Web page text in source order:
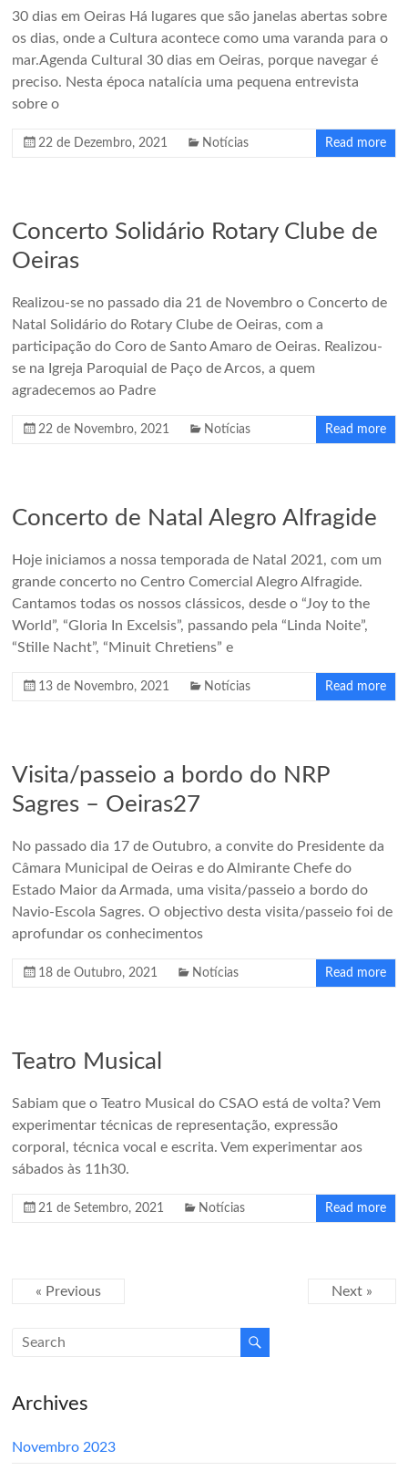
30 dias em Oeiras Há lugares que são janelas abertas sobre
os dias, onde a Cultura acontece como uma varanda para o
mar.Agenda Cultural 30 dias em Oeiras, porque navegar é
preciso. Nesta época natalícia uma pequena entrevista
sobre o
22 de Dezembro, 2021 Notícias Read more
Concerto Solidário Rotary Clube de
Oeiras
Realizou-se no passado dia 21 de Novembro o Concerto de
Natal Solidário do Rotary Clube de Oeiras, com a
participação do Coro de Santo Amaro de Oeiras. Realizou-
se na Igreja Paroquial de Paço de Arcos, a quem
agradecemos ao Padre
22 de Novembro, 2021 Notícias Read more
Concerto de Natal Alegro Alfragide
Hoje iniciamos a nossa temporada de Natal 2021, com um
grande concerto no Centro Comercial Alegro Alfragide.
Cantamos todas os nossos clássicos, desde o “Joy to the
World”, “Gloria In Excelsis”, passando pela “Linda Noite”,
“Stille Nacht”, “Minuit Chretiens” e
13 de Novembro, 2021 Notícias Read more
Visita/passeio a bordo do NRP
Sagres – Oeiras27
No passado dia 17 de Outubro, a convite do Presidente da
Câmara Municipal de Oeiras e do Almirante Chefe do
Estado Maior da Armada, uma visita/passeio a bordo do
Navio-Escola Sagres. O objectivo desta visita/passeio foi de
aprofundar os conhecimentos
18 de Outubro, 2021 Notícias Read more
Teatro Musical
Sabiam que o Teatro Musical do CSAO está de volta? Vem
experimentar técnicas de representação, expressão
corporal, técnica vocal e escrita. Vem experimentar aos
sábados às 11h30.
21 de Setembro, 2021 Notícias Read more
« Previous Next »
Archives
Novembro 2023